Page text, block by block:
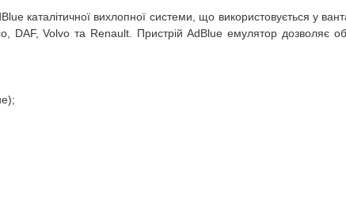
каталітичної вихлопної системи, що використовується у
DAF, Volvo та Renault.
Пристрій AdBlue емулятор дозволяє